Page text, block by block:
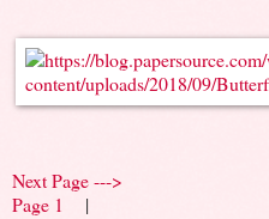
Next Page --->
Page 1 |